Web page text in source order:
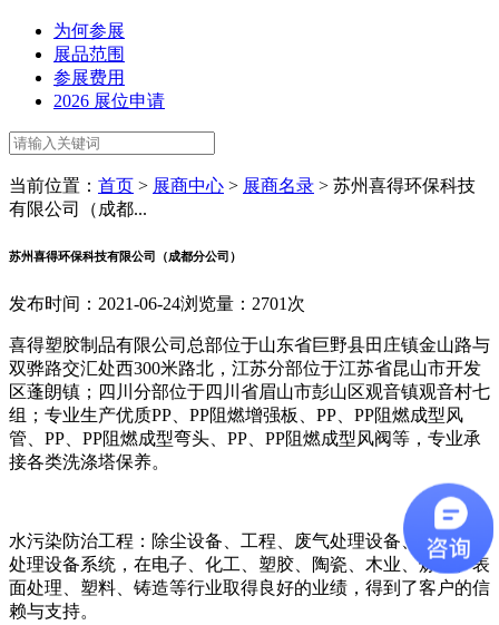
为何参展
展品范围
参展费用
2026 展位申请
当前位置： 首页 > 展商中心 > 展商名录 > 苏州喜得环保科技
有限公司（成都...
苏州喜得环保科技有限公司（成都分公司）
发布时间：2021-06-24浏览量：2701次
喜得塑胶制品有限公司总部位于山东省巨野县田庄镇金山路与
双骅路交汇处西300米路北，江苏分部位于江苏省昆山市开发
区蓬朗镇；四川分部位于四川省眉山市彭山区观音镇观音村七
组；专业生产优质PP、PP阻燃增强板、PP、PP阻燃成型风
管、PP、PP阻燃成型弯头、PP、PP阻燃成型风阀等，专业承
接各类洗涤塔保养。
水污染防治工程：除尘设备、工程、废气处理设备、工程及水
处理设备系统，在电子、化工、塑胶、陶瓷、木业、炼钢、表
面处理、塑料、铸造等行业取得良好的业绩，得到了客户的信
赖与支持。